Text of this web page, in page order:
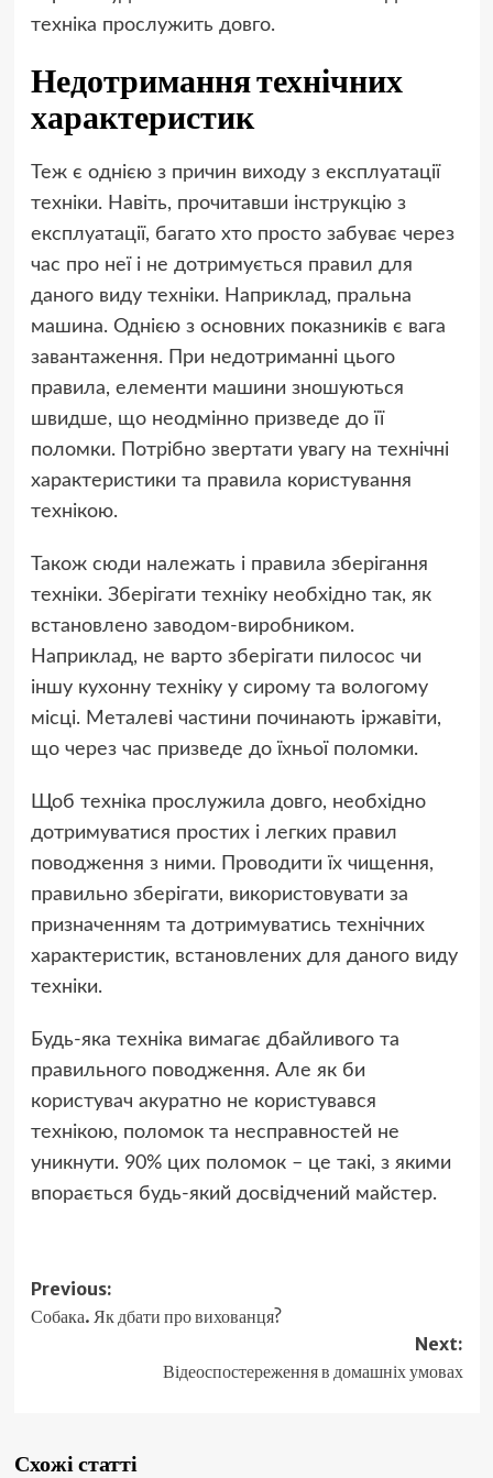
техніка прослужить довго.
Недотримання технічних
характеристик
Теж є однією з причин виходу з експлуатації
техніки. Навіть, прочитавши інструкцію з
експлуатації, багато хто просто забуває через
час про неї і не дотримується правил для
даного виду техніки. Наприклад, пральна
машина. Однією з основних показників є вага
завантаження. При недотриманні цього
правила, елементи машини зношуються
швидше, що неодмінно призведе до її
поломки. Потрібно звертати увагу на технічні
характеристики та правила користування
технікою.
Також сюди належать і правила зберігання
техніки. Зберігати техніку необхідно так, як
встановлено заводом-виробником.
Наприклад, не варто зберігати пилосос чи
іншу кухонну техніку у сирому та вологому
місці. Металеві частини починають іржавіти,
що через час призведе до їхньої поломки.
Щоб техніка прослужила довго, необхідно
дотримуватися простих і легких правил
поводження з ними. Проводити їх чищення,
правильно зберігати, використовувати за
призначенням та дотримуватись технічних
характеристик, встановлених для даного виду
техніки.
Будь-яка техніка вимагає дбайливого та
правильного поводження. Але як би
користувач акуратно не користувався
технікою, поломок та несправностей не
уникнути. 90% цих поломок – це такі, з якими
впорається будь-який досвідчений майстер.
Post
navigation
Previous:
Собака. Як дбати про вихованця?
Next:
Відеоспостереження в домашніх умовах
Схожі статті